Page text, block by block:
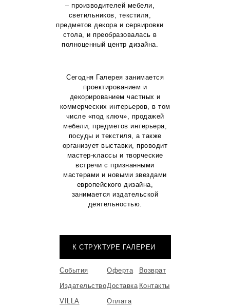
– производителей мебели,
светильников, текстиля,
предметов декора и сервировки
стола, и преобразовалась в
полноценный центр дизайна.
Сегодня Галерея занимается
проектированием и
декорированием частных и
коммерческих интерьеров, в том
числе «под ключ», продажей
мебели, предметов интерьера,
посуды и текстиля, а также
организует выставки, проводит
мастер-классы и творческие
встречи с признанными
мастерами и новыми звездами
европейского дизайна,
занимается издательской
деятельностью.
К СТРУКТУРЕ ГАЛЕРЕИ
События
Издательство
VILLA
Оферта
Доставка
Оплата
Возврат
Контакты